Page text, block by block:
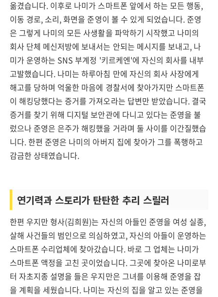
옮겼습니다. 이후로 나미가 스마트폰 앞에서 하는 모든 행동,
이동 경로, 소리, 화면을 준영이 볼 수 있게 되었습니다. 준영
은 그렇게 나미의 모든 사생활을 파악하기 시작했고 나미의
회사 단체 메신저방에 보내서는 안되는 메시지를 보내고, 나
미가 운영하는 SNS 부계정 '키르케엔'에 자신의 회사를 내부
고발했습니다. 나미는 하루아침 만에 자신의 회사 사장에게
해고를 당하며 억울한 마음에 경찰서에 찾아가지만 스마트폰
이 해킹당했다는 증거를 가져오라는 답변만 받았습니다. 결국
증거를 찾기 위해 디지털 보안관에 다니고 있다는 준영을 불
렀으나 준영은 은주가 해킹했을 거라며 둘 사이를 이간질했습
니다. 한편 준영은 나미의 아버지 집에 찾아가 그를 폭행하고
감금한 상태였습니다.
연기력과 스토리가 탄탄한 추리 스릴러
한편 우지만 형사(김희원)는 자신의 아들인 준영을 여성 실종,
살해 사건들의 범인으로 의심하였고, 자신의 아들이 운영하는
스마트폰 수리업체에 찾아갔습니다. 바로 그 업체는 나미가
스마트폰 액정을 고친 곳이었습니다. 그곳에 찾아온 나미로부
터 자초지종 설명을 들은 우지만은 그녀를 이용해 준영을 잡
을 계획을 세웠습니다. 나미는 자신의 집을 알고 있는 준영을